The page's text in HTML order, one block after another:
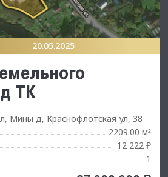
20.05.2025
ТК
Мины д, Краснофлотская ул, 38
2209.00 м²
12 222 ₽
1